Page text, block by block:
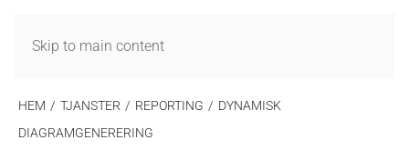
Skip to main content
HEM TJANSTER REPORTING
DYNAMISK
DIAGRAMGENERERING